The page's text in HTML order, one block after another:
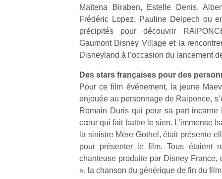
Maïtena Biraben, Estelle Denis,
Frédéric Lopez, Pauline Delpech ou
précipités pour découvrir
Gaumont Disney Village et la
Disneyland à l’occasion du lancement
Des stars françaises pour des
Pour ce film événement, la jeune
enjouée au personnage de Raiponce,
Romain Duris qui pour sa part
cœur qui fait battre le sien. L’immense
la sinistre Mère Gothel, était présente
pour présenter le film. Tous étaient
chanteuse produite par Disney France,
», la chanson du générique de fin du